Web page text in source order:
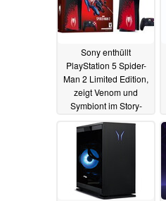
Sony enthüllt
PlayStation 5 Spider-
Man 2 Limited Edition,
zeigt Venom und
Symbiont im Story-
Trailer21.07.2023